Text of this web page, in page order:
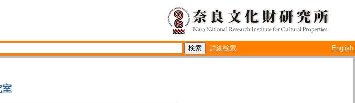
詳細検索 English
室